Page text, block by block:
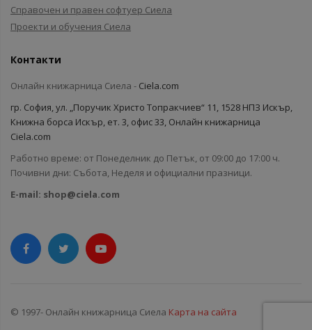
Справочен и правен софтуер Сиела
Проекти и обучения Сиела
Контакти
Онлайн книжарница Сиела - Ciela.com
гр. София, ул. „Поручик Христо Топракчиев“ 11, 1528 НПЗ Искър,
Книжна борса Искър, ет. 3, офис 33, Онлайн книжарница
Ciela.com
Работно време: от Понеделник до Петък, от 09:00 до 17:00 ч.
Почивни дни: Събота, Неделя и официални празници.
E-mail: shop@ciela.com
© 1997- Онлайн книжарница Сиела Карта на сайта